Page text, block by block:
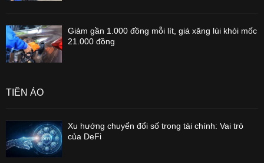
Giảm gần 1.000 đồng mỗi lít, giá xăng lùi khỏi mốc
21.000 đồng
TIỀN ẢO
Xu hướng chuyển đổi số trong tài chính: Vai trò
của DeFi